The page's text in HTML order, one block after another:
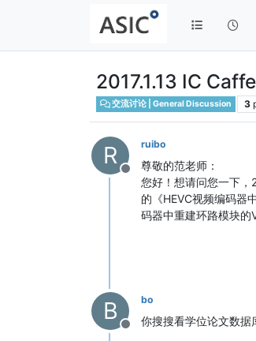
2017.1.13 IC
交流讨论 | General Discussion 3
R
Offline
ruibo
尊敬的范老师：
您好！想请问您一下
的《HEVC视频编码器
码器中重建环路模块的
B
Offline
bo
你搜搜看学位论文数据